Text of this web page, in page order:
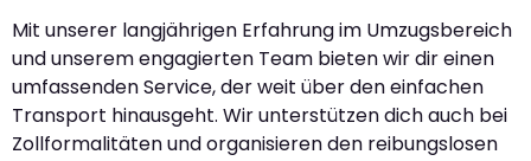
Mit unserer langjährigen Erfahrung im Umzugsbereich
und unserem engagierten Team bieten wir dir einen
umfassenden Service, der weit über den einfachen
Transport hinausgeht. Wir unterstützen dich auch bei
Zollformalitäten und organisieren den reibungslosen